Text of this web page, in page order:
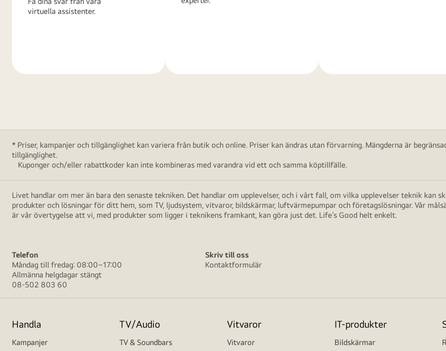
virtuella assistenter.
* Priser, kampanjer och tillgänglighet kan variera från butik och online. Priser kan ändras utan förvarning. Mängderna är
tillgänglighet.
Kuponger och/eller rabattkoder kan inte kombineras med varandra vid ett och samma köptillfälle.
Livet handlar om mer än bara den senaste tekniken. Det handlar om upplevelser, och i vårt fall, om vilka upplevelser teknik kan
produkter och lösningar för ditt hem, som TV, ljudsystem, vitvaror, bildskärmar, luftvärmepumpar och företagslösningar. Vår
är vår övertygelse att vi, med produkter som ligger i teknikens framkant, kan göra just det. Life’s Good helt enkelt.
Telefon
Måndag till fredag: 08:00–17:00
Allmänna helgdagar stängt
08-502 803 60
Skriv till oss
Kontaktformulär
Handla
Kampanjer
TV/Audio
TV & Soundbars
Vitvaror
Vitvaror
IT-produkter
Bildskärmar